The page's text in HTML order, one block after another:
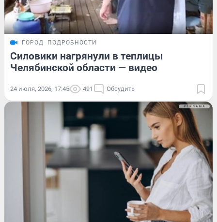
ГОРОД ПОДРОБНОСТИ
Силовики нагрянули в теплицы
Челябинской области — видео
24 июля, 2026, 17:45 491 Обсудить